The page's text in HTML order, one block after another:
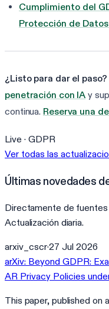
Cumplimiento del
Protección de
¿Listo para dar el paso?
penetración con IA y
continua. Reserva una
Live · GDPR
Ver todas las
Últimas novedades
Directamente de
Actualización diaria.
arxiv_cscr·27 Jul 2026
arXiv: Beyond GDPR:
AR Privacy Policies
This paper, published on